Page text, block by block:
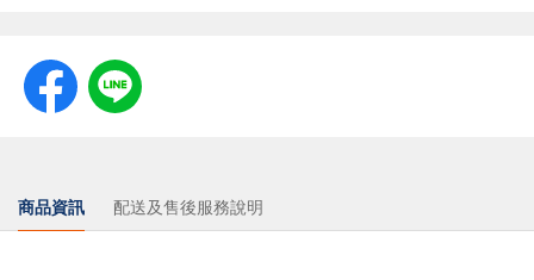
商品資訊 配送及售後服務說明